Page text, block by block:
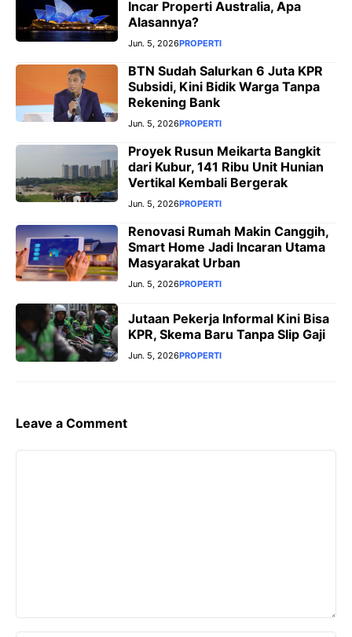
Incar Properti Australia, Apa
Alasannya?
Jun. 5, 2026PROPERTI
BTN Sudah Salurkan 6 Juta KPR
Subsidi, Kini Bidik Warga Tanpa
Rekening Bank
Jun. 5, 2026PROPERTI
Proyek Rusun Meikarta Bangkit
dari Kubur, 141 Ribu Unit Hunian
Vertikal Kembali Bergerak
Jun. 5, 2026PROPERTI
Renovasi Rumah Makin Canggih,
Smart Home Jadi Incaran Utama
Masyarakat Urban
Jun. 5, 2026PROPERTI
Jutaan Pekerja Informal Kini Bisa
KPR, Skema Baru Tanpa Slip Gaji
Jun. 5, 2026PROPERTI
Leave a Comment